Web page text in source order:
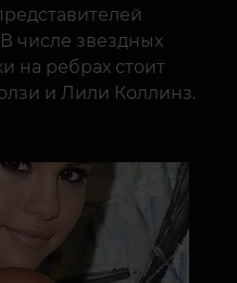
числе звездных
на ребрах стоит
и Лили Коллинз.